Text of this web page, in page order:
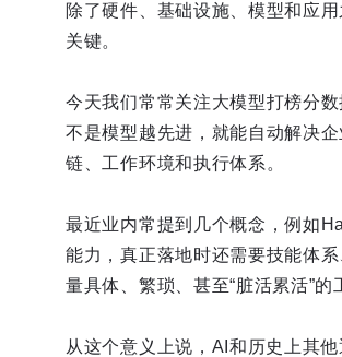
除了硬件、基础设施、模型和应
关键。
今天我们常常关注大模型打榜分
不是模型越先进，就能自动解决
链、工作环境和执行体系。
最近业内常提到几个概念，例如
能力，真正落地时还需要技能体
量具体、繁琐、甚至“脏活累活”的
从这个意义上说，AI和历史上其